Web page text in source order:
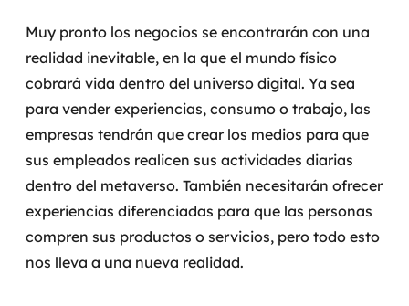
Muy pronto los negocios se encontrarán con una
realidad inevitable, en la que el mundo físico
cobrará vida dentro del universo digital. Ya sea
para vender experiencias, consumo o trabajo, las
empresas tendrán que crear los medios para que
sus empleados realicen sus actividades diarias
dentro del metaverso. También necesitarán ofrecer
experiencias diferenciadas para que las personas
compren sus productos o servicios, pero todo esto
nos lleva a una nueva realidad.